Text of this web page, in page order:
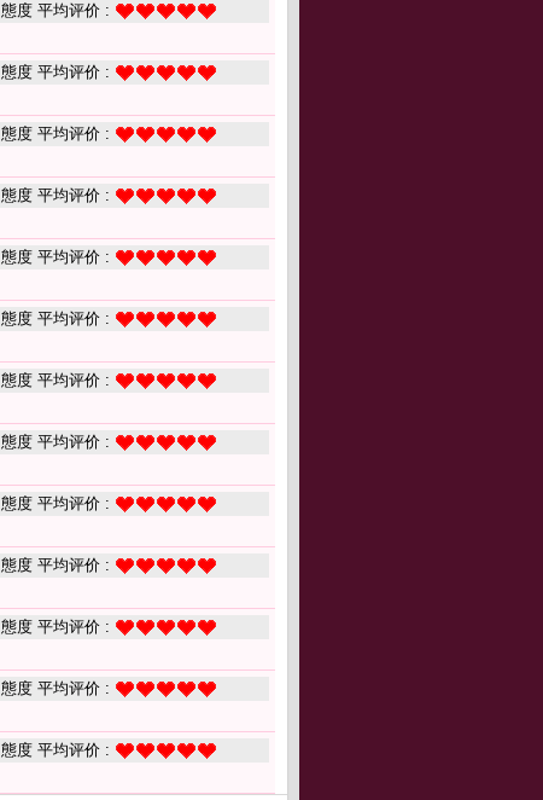
態度 平均评价 :
態度 平均评价 :
態度 平均评价 :
態度 平均评价 :
態度 平均评价 :
態度 平均评价 :
態度 平均评价 :
態度 平均评价 :
態度 平均评价 :
態度 平均评价 :
態度 平均评价 :
態度 平均评价 :
態度 平均评价 :